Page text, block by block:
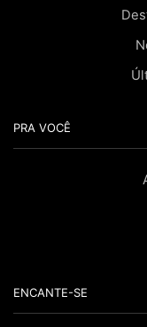
PRA VOCÊ
ENCANTE-SE